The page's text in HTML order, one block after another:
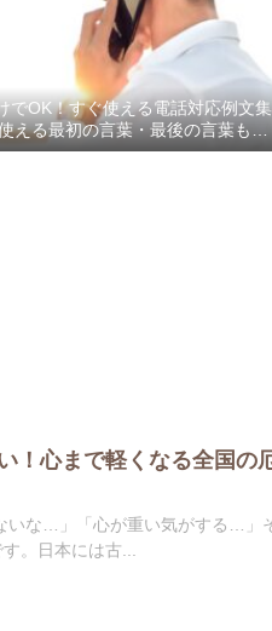
でOK！すぐ使える電話対応例文集
える最初の言葉・最後の言葉も完
全網羅
！心まで軽くなる全国の
いな…」「心が重い気がする…」
す。日本には古...